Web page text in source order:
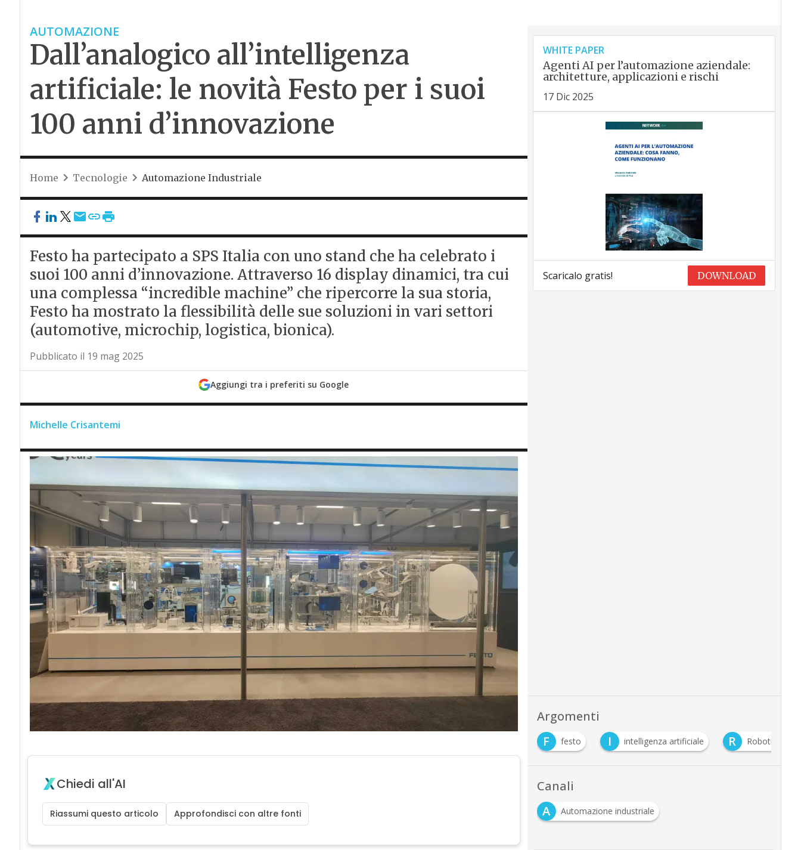
AUTOMAZIONE
Dall’analogico all’intelligenza
artificiale: le novità Festo per i suoi
100 anni d’innovazione
Home Tecnologie Automazione Industriale
Festo ha partecipato a SPS Italia con uno stand che ha celebrato i
suoi 100 anni d’innovazione. Attraverso 16 display dinamici, tra cui
una complessa “incredible machine” che ripercorre la sua storia,
Festo ha mostrato la flessibilità delle sue soluzioni in vari settori
(automotive, microchip, logistica, bionica).
Pubblicato il 19 mag 2025
Aggiungi tra i preferiti su Google
Michelle Crisantemi
Chiedi all'AI
Riassumi questo articolo Approfondisci con altre fonti
WHITE PAPER
Agenti AI per l’automazione aziendale:
architetture, applicazioni e rischi
17 Dic 2025
Scaricalo gratis! DOWNLOAD
Argomenti
F festo I intelligenza artificiale R Robotica
Canali
A
Automazione industriale